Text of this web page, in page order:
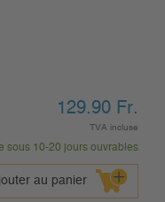
129.90 Fr.
TVA incluse
sous 10-20 jours ouvrables
au panier